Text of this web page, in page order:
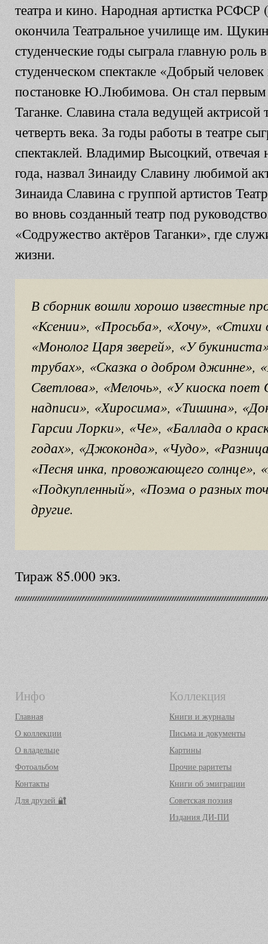
театра и кино. Народная артистка
окончила Театральное училище им.
студенческие годы сыграла главную роль
студенческом спектакле «Добрый
постановке Ю.Любимова. Он стал первым
Таганке. Славина стала ведущей актрисой
четверть века. За годы работы в театре
спектаклей. Владимир Высоцкий, отвечая
года, назвал Зинаиду Славину любимой
Зинаида Славина с группой артистов
во вновь созданный театр под
«Содружество актёров Таганки», где
жизни.
В сборник вошли хорошо известные
«Ксении», «Просьба», «Хочу»,
«Монолог Царя зверей», «У
трубах», «Сказка о добром джинне»,
Светлова», «Мелочь», «У киоска
надписи», «Хиросима», «Тишина»,
Гарсии Лорки», «Че», «Баллада о
годах», «Джоконда», «Чудо»,
«Песня инка, провожающего солнце»,
«Подкупленный», «Поэма о разных
другие.
Тираж 85.000 экз.
Инфо
Главная
О коллекции
О владельце
Фотоальбом
Контакты
Для друзей 🔐
Коллекция
Книги и журналы
Письма и документы
Картины
Прочие раритеты
Книги об эмиграции
Советская поэзия
Издания ДИ-ПИ